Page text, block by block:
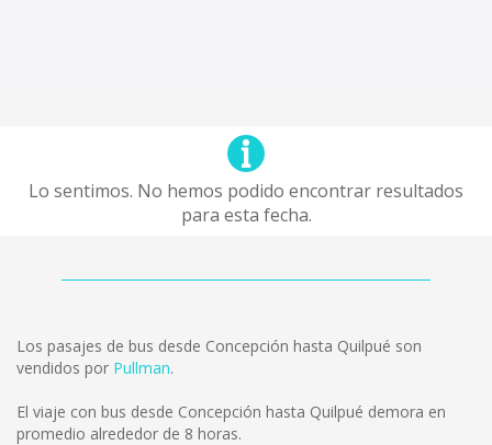
Lo sentimos. No hemos podido encontrar resultados
para esta fecha.
Los pasajes de bus desde Concepción hasta Quilpué son
vendidos por Pullman.
El viaje con bus desde Concepción hasta Quilpué demora en
promedio alrededor de 8 horas.